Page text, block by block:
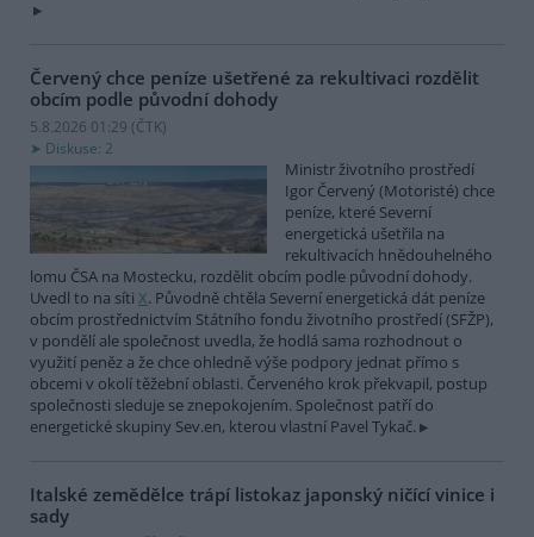
Červený chce peníze ušetřené za rekultivaci rozdělit
obcím podle původní dohody
5.8.2026 01:29 (ČTK)
Diskuse: 2
Ministr životního prostředí
Igor Červený (Motoristé) chce
peníze, které Severní
energetická ušetřila na
rekultivacích hnědouhelného
lomu ČSA na Mostecku, rozdělit obcím podle původní dohody.
Uvedl to na síti X. Původně chtěla Severní energetická dát peníze
obcím prostřednictvím Státního fondu životního prostředí (SFŽP),
v pondělí ale společnost uvedla, že hodlá sama rozhodnout o
využití peněz a že chce ohledně výše podpory jednat přímo s
obcemi v okolí těžební oblasti. Červeného krok překvapil, postup
společnosti sleduje se znepokojením. Společnost patří do
energetické skupiny Sev.en, kterou vlastní Pavel Tykač.
Italské zemědělce trápí listokaz japonský ničící vinice i
sady